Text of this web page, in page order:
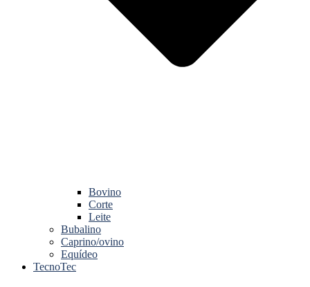
Bovino
Corte
Leite
Bubalino
Caprino/ovino
Equídeo
TecnoTec